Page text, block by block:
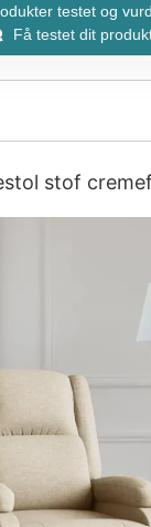
testet og
Få testet dit
stof